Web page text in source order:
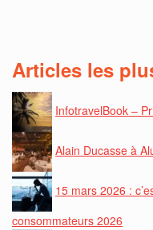
Articles les
InfotravelBook –
Alain Ducasse à
15 mars 2026 :
consommateurs 2026